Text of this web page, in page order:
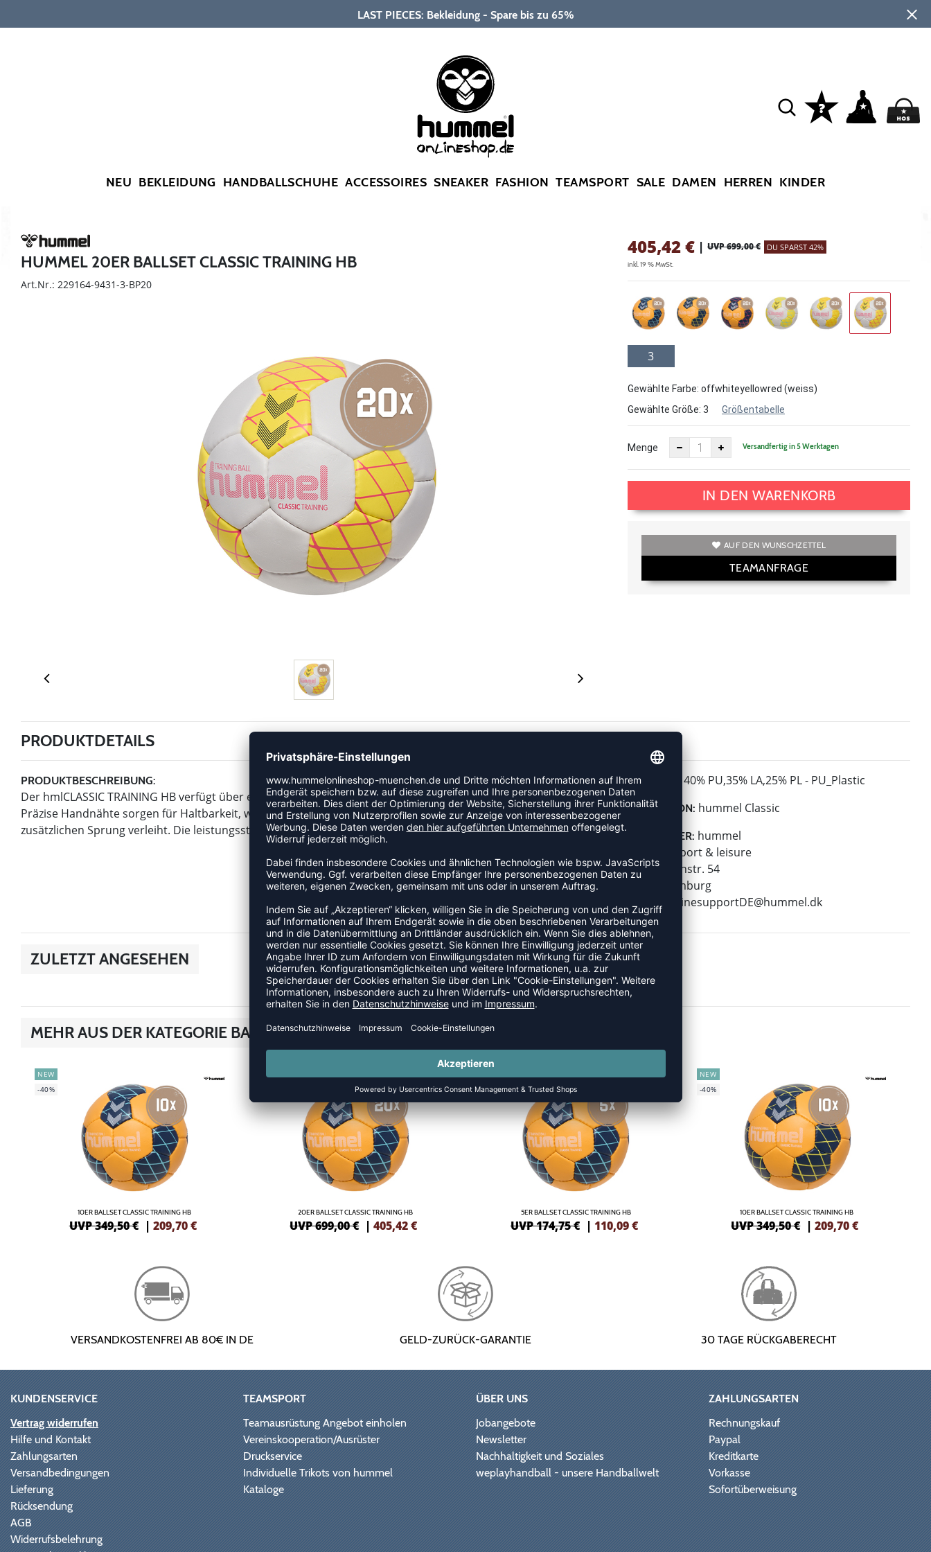
LAST PIECES: Bekleidung - Spare bis zu 65%
NEU BEKLEIDUNG HANDBALLSCHUHE ACCESSOIRES SNEAKER FASHION TEAMSPORT SALE DAMEN HERREN KINDER
HUMMEL 20ER BALLSET CLASSIC TRAINING HB
Art.Nr.: 229164-9431-3-BP20
405,42€ | UVP 699,00 € DU SPARST 42%
inkl. 19 % MwSt.
3
Gewählte Farbe: offwhiteyellowred (weiss)
Gewählte Größe: 3 Größentabelle
Menge Versandfertig in 5 Werktagen
IN DEN WARENKORB
AUF DEN WUNSCHZETTEL
TEAMANFRAGE
PRODUKTDETAILS
PRODUKTBESCHREIBUNG:
Der hmlCLASSIC TRAINING HB verfügt über eine strukturierte Oberfläche für maximale Kontrolle und Flug.
Präzise Handnähte sorgen für Haltbarkeit, während die gewickelte Blase ein Überpumpen verhindert und
zusätzlichen Sprung verleiht. Die leistungsstarke PU-Hülle ist für den Einsatz mit Harz geeignet.
MATERIAL: 40% PU,35% LA,25% PL - PU_Plastic
KOLLEKTION: hummel Classic
HERSTELLER: hummel
hummel sport & leisure
Leverkusenstr. 54
22761 Hamburg
E-Mail:
onlinesupportDE@hummel.dk
ZULETZT ANGESEHEN
MEHR AUS DER KATEGORIE BALLSETS
NEW
-40%
10ER BALLSET CLASSIC TRAINING HB
UVP 349,50 € | 209,70€
NEW
20ER BALLSET CLASSIC TRAINING HB
UVP 699,00 € |405,42€
-37%
5ER BALLSET CLASSIC TRAINING HB
UVP 174,75 € | 110,09€
NEW
-40%
10ER BALLSET CLASSIC TRAINING HB
UVP 349,50 € |209,70€
VERSANDKOSTENFREI AB 80€ IN DE GELD-ZURÜCK-GARANTIE 30 TAGE RÜCKGABERECHT
KUNDENSERVICE
Vertrag widerrufen
Hilfe und Kontakt
Zahlungsarten
Versandbedingungen
Lieferung
Rücksendung
AGB
Widerrufsbelehrung
TEAMSPORT
Teamausrüstung Angebot einholen
Vereinskooperation/Ausrüster
Druckservice
Individuelle Trikots von hummel
Kataloge
ÜBER UNS
Jobangebote
Newsletter
Nachhaltigkeit und Soziales
weplayhandball - unsere Handballwelt
ZAHLUNGSARTEN
Rechnungskauf
Paypal
Kreditkarte
Vorkasse
Sofortüberweisung